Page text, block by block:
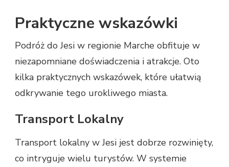
Praktyczne wskazówki
Podróż do Jesi w regionie Marche obfituje w
niezapomniane doświadczenia i atrakcje. Oto
kilka praktycznych wskazówek, które ułatwią
odkrywanie tego urokliwego miasta.
Transport Lokalny
Transport lokalny w Jesi jest dobrze rozwinięty,
co intryguje wielu turystów. W systemie